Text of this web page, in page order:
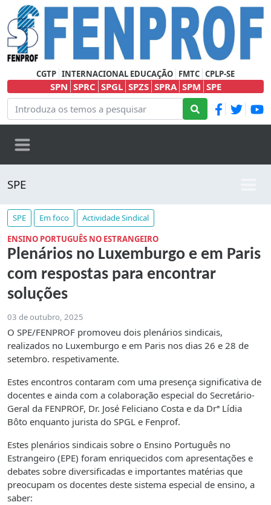
CGTP INTERNACIONAL EDUCAÇÃO FMTC CPLP-SE
SPN SPRC SPGL SPZS SPRA SPM SPE
SPE
SPE Em foco
Actividade Sindical
ENSINO PORTUGUÊS NO ESTRANGEIRO
Plenários no Luxemburgo e em Paris
com respostas para encontrar
soluções
03 de outubro, 2025
O SPE/FENPROF promoveu dois plenários sindicais,
realizados no Luxemburgo e em Paris nos dias 26 e 28 de
setembro. respetivamente.
Estes encontros contaram com uma presença significativa de
docentes e ainda com a colaboração especial do Secretário-
Geral da FENPROF, Dr. José Feliciano Costa e da Drª Lídia
Bôto enquanto jurista do SPGL e Fenprof.
Estes plenários sindicais sobre o Ensino Português no
Estrangeiro (EPE) foram enriquecidos com apresentações e
debates sobre diversificadas e importantes matérias que
preocupam os docentes deste sistema especial de ensino, a
saber: